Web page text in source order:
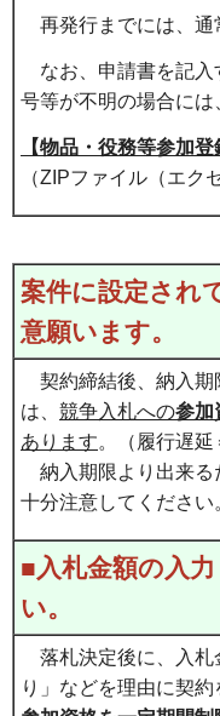
再発行までには、通
なお、申請書を記入
号等が不明の場合には
【物品・役務等参加
（ZIPファイル（エク
案件に設定され
意願います。
契約締結後、納入期
は、 競争入札への参加
あります。（履行遅延
納入期限より出来る
十分注意してください
■入札金額の入
い。
落札決定後に、入
り」などを理由に契